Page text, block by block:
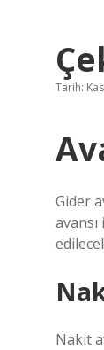
Tarih:
Gider
Nakit